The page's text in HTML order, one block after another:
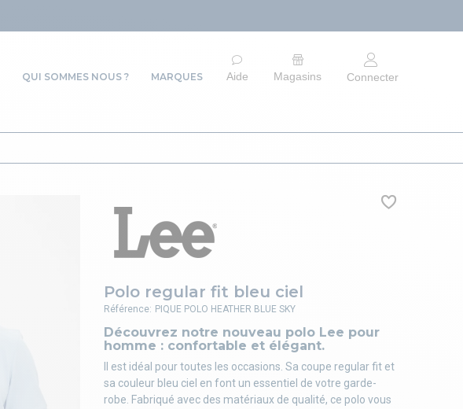
QUI SOMMES NOUS ? MARQUES Aide Magasins Connecter
Polo regular fit bleu ciel
Découvrez notre nouveau polo Lee pour
homme : confortable et élégant.
Il est idéal pour toutes les occasions. Sa coupe regular fit et
sa couleur bleu ciel en font un essentiel de votre garde-
robe. Fabriqué avec des matériaux de qualité, ce polo vous
Référence: PIQUE POLO HEATHER BLUE SKY